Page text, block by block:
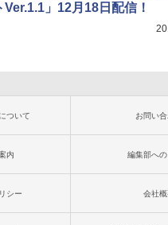
Ver.1.1」12月18日配信！
ついて お問い
内 編集部へ
シー 会社